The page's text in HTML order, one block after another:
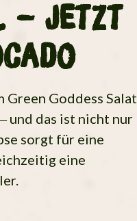
– jetzt
Goddess Salat
und das ist nicht nur
sorgt für eine
eine